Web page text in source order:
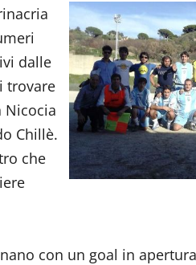
dalle
trovare
Nicocia
Chillè.
che
con un goal in